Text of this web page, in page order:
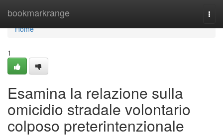
bookmarkrange
Home
Home
1
Esamina la relazione sulla
omicidio stradale volontario
colposo preterintenzionale